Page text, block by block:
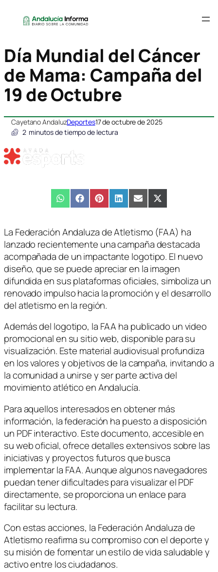
Día Mundial del Cáncer
de Mama: Campaña del
19 de Octubre
Cayetano AndaluzDeportes17 de octubre de 2025
2 minutos de tiempo de lectura
Compartir
en
WhatsAppCompartir
en
FacebookCompartir
en
PinterestCompartir
en
LinkedInCompartir
en
EmailCompartir
en
X
(Twitter)
La Federación Andaluza de Atletismo (FAA) ha
lanzado recientemente una campaña destacada
acompañada de un impactante logotipo. El nuevo
diseño, que se puede apreciar en la imagen
difundida en sus plataformas oficiales, simboliza un
renovado impulso hacia la promoción y el desarrollo
del atletismo en la región.
Además del logotipo, la FAA ha publicado un video
promocional en su sitio web, disponible para su
visualización. Este material audiovisual profundiza
en los valores y objetivos de la campaña, invitando a
la comunidad a unirse y ser parte activa del
movimiento atlético en Andalucía.
Para aquellos interesados en obtener más
información, la federación ha puesto a disposición
un PDF interactivo. Este documento, accesible en
su web oficial, ofrece detalles extensivos sobre las
iniciativas y proyectos futuros que busca
implementar la FAA. Aunque algunos navegadores
puedan tener dificultades para visualizar el PDF
directamente, se proporciona un enlace para
facilitar su lectura.
Con estas acciones, la Federación Andaluza de
Atletismo reafirma su compromiso con el deporte y
su misión de fomentar un estilo de vida saludable y
activo entre los ciudadanos.